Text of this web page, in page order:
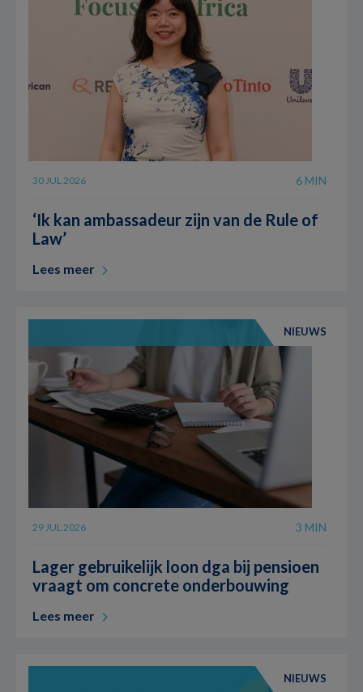
30 JUL 2026 6 MIN
‘Ik kan ambassadeur zijn van de Rule of
Law’
Lees meer
NIEUWS
29 JUL 2026 3 MIN
Lager gebruikelijk loon dga bij pensioen
vraagt om concrete onderbouwing
Lees meer
NIEUWS